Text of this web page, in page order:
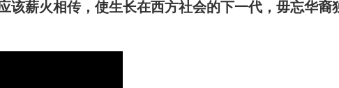
该薪火相传，使生长在西方社会的下一代，毋忘华裔